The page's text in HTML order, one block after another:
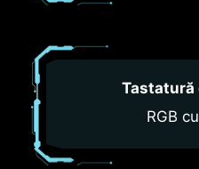
Tastatură
RGB